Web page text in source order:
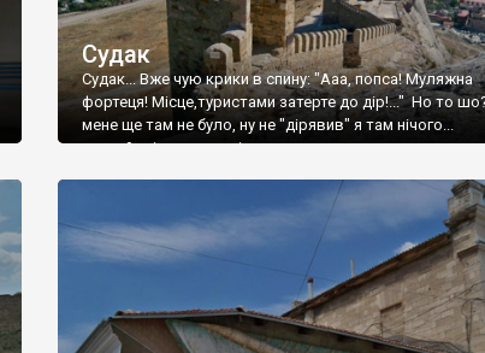
Судак
Судак... Вже чую крики в спину: "Ааа, попса! Муляжна
фортеця! Місце,туристами затерте до дір!..." Но то
мене ще там не було, ну не "дірявив" я там нічого...
принаймні до цього літа.